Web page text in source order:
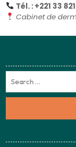
Tél. : +221 33
Cabinet de